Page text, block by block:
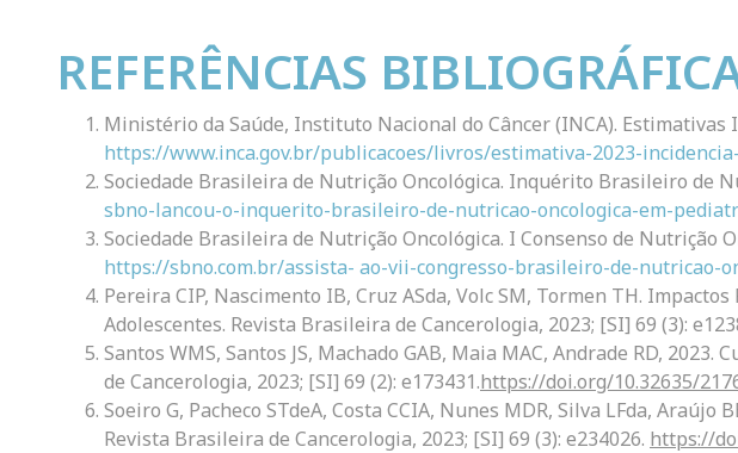
REFERÊNCIAS
Ministério da Saúde, Instituto Nacional do Câncer (INCA).
https://www.inca.gov.br/publicacoes/livros/estimativa-2023-
Sociedade Brasileira de Nutrição Oncológica. Inquérito Brasileiro de
sbno-lancou-o-inquerito-brasileiro-de-nutricao-oncologica-em-
Sociedade Brasileira de Nutrição Oncológica. I Consenso de Nutrição
https://sbno.com.br/assista- ao-vii-congresso-brasileiro-de-nutricao-
Pereira CIP, Nascimento IB, Cruz ASda, Volc SM, Tormen TH.
Adolescentes. Revista Brasileira de Cancerologia, 2023; [SI] 69 (3):
Santos WMS, Santos JS, Machado GAB, Maia MAC, Andrade RD,
de Cancerologia, 2023; [SI] 69 (2): e173431.https://doi.org/10.32635/
Soeiro G, Pacheco STdeA, Costa CCIA, Nunes MDR, Silva LFda,
Revista Brasileira de Cancerologia, 2023; [SI] 69 (3): e234026. https://